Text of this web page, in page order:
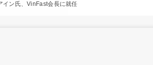
イン氏、VinFast会長に就任